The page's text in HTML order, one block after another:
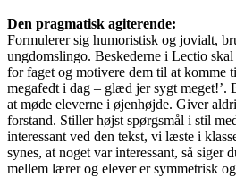
Den pragmatisk agiterende:
Formulerer sig humoristisk og jovialt,
ungdomslingo. Beskederne i Lectio
for faget og motivere dem til at komme
megafedt i dag – glæd jer sygt meget!’.
at møde eleverne i øjenhøjde. Giver
forstand. Stiller højst spørgsmål i stil
interessant ved den tekst, vi læste i
synes, at noget var interessant, så siger
mellem lærer og elever er symmetrisk